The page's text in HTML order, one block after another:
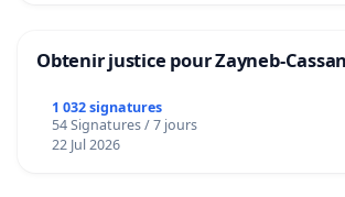
Obtenir justice pour Zayneb-
1 032 signatures
54 Signatures / 7 jours
22 Jul 2026